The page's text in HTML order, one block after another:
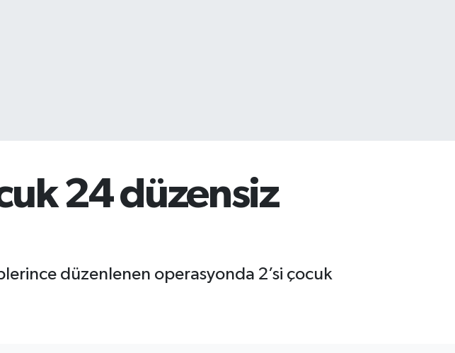
24 düzensiz
düzenlenen operasyonda 2’si çocuk